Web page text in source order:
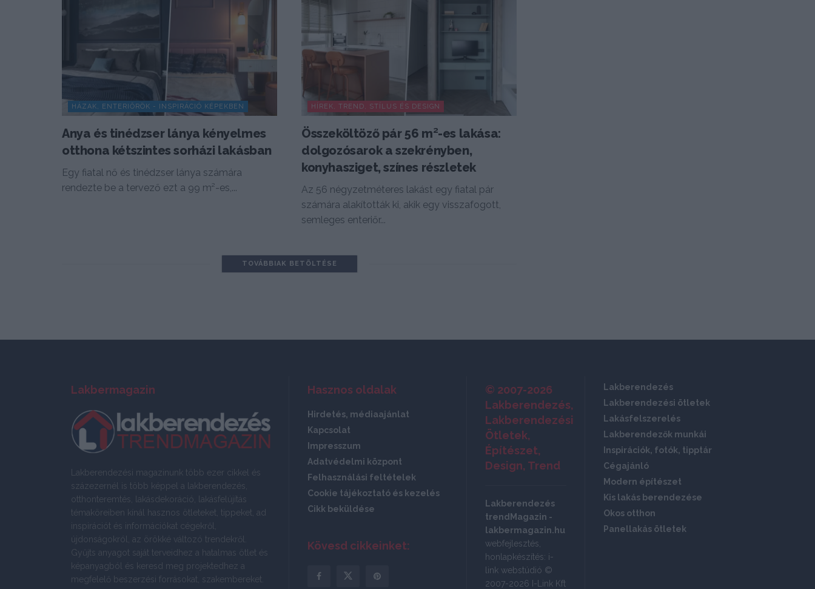
HÁZAK, ENTERIŐRÖK - INSPIRÁCIÓ KÉPEKBEN
Anya és tinédzser lánya kényelmes
otthona kétszintes sorházi lakásban
Egy fiatal nő és tinédzser lánya számára
rendezte be a tervező ezt a 99 m²-es,...
HÍREK, TREND, STÍLUS ÉS DESIGN
Összeköltöző pár 56 m²-es lakása:
dolgozósarok a szekrényben,
konyhasziget, színes részletek
Az 56 négyzetméteres lakást egy fiatal pár
számára alakították ki, akik egy visszafogott,
semleges enteriőr...
TOVÁBBIAK BETÖLTÉSE
Lakbermagazin
Lakberendezési magazinunk több ezer cikkel és
százezernél is több képpel a lakberendezés,
otthonteremtés, lakásdekoráció, lakásfelújítás
témaköreiben kínál hasznos ötleteket, tippeket, ad
inspirációt és információkat cégekről,
újdonságokról, az örökké változó trendekről.
Gyűjts anyagot saját terveidhez a hatalmas ötlet és
képanyagból és keresd meg projektedhez a
megfelelő beszerzési forrásokat, szakembereket.
Hasznos oldalak
Hirdetés, médiaajánlat
Kapcsolat
Impresszum
Adatvédelmi központ
Felhasználási feltételek
Cookie tájékoztató és kezelés
Cikk beküldése
Kövesd cikkeinket:
© 2007-2026
Lakberendezés,
Lakberendezési
Ötletek,
Építészet,
Design, Trend
Lakberendezés
trendMagazin -
lakbermagazin.hu
webfejlesztés,
honlapkészítés: i-
link webstúdió ©
2007-2026 I-Link Kft
Lakberendezés
Lakberendezési ötletek
Lakásfelszerelés
Lakberendezők munkái
Inspirációk, fotók, tipptár
Cégajánló
Modern építészet
Kis lakás berendezése
Okos otthon
Panellakás ötletek